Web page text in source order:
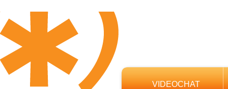
VIDEOCHAT